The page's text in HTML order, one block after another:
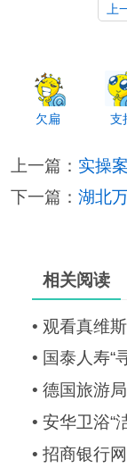
上
欠扁 支
上一篇： 实操
下一篇： 湖北
相关阅读
• 观看真维斯
• 国泰人寿“
• 德国旅游
• 安华卫浴“
• 招商银行